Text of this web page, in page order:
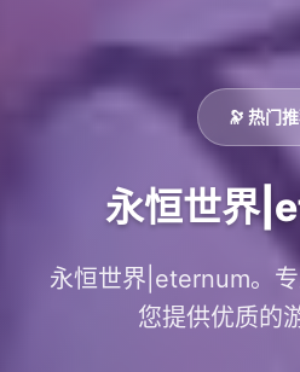
🔭 热门
永恒世界
永恒世界|eternum。
您提供优质的